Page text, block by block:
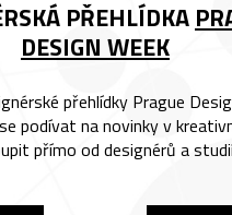
PŘEHLÍDKA
DESIGN WEEK
přehlídky Prague
podívat na novinky v
přímo od designérů a